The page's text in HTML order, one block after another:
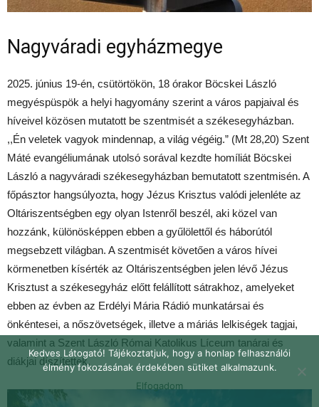
Nagyváradi egyházmegye
2025. június 19-én, csütörtökön, 18 órakor Böcskei László
megyéspüspök a helyi hagyomány szerint a város papjaival és
híveivel közösen mutatott be szentmisét a székesegyházban.
,,Én veletek vagyok mindennap, a világ végéig.” (Mt 28,20) Szent
Máté evangéliumának utolsó sorával kezdte homíliát Böcskei
László a nagyváradi székesegyházban bemutatott szentmisén. A
főpásztor hangsúlyozta, hogy Jézus Krisztus valódi jelenléte az
Oltáriszentségben egy olyan Istenről beszél, aki közel van
hozzánk, különösképpen ebben a gyűlölettől és háborútól
megsebzett világban. A szentmisét követően a város hívei
körmenetben kísérték az Oltáriszentségben jelen lévő Jézus
Krisztust a székesegyház előtt felállított sátrakhoz, amelyeket
ebben az évben az Erdélyi Mária Rádió munkatársai és
önkéntesei, a nőszövetségek, illetve a máriás lelkiségek tagjai,
valamint a Szent László Római Katolikus Líceum tanárai és
diákjai díszítettek.
Kedves Látogató! Tájékoztatjuk, hogy a honlap felhasználói
élmény fokozásának érdekében sütiket alkalmazunk.
Elfogadom